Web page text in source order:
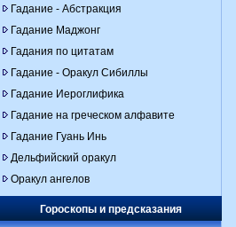
Гадание - Абстракция
Гадание Маджонг
Гадания по цитатам
Гадание - Оракул Сибиллы
Гадание Иероглифика
Гадание на греческом алфавите
Гадание Гуань Инь
Дельфийский оракул
Оракул ангелов
Гороскопы и предсказания